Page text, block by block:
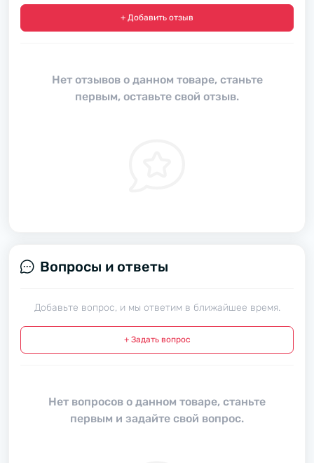
+ Добавить отзыв
Нет отзывов о данном товаре, станьте
первым, оставьте свой отзыв.
Вопросы и ответы
Добавьте вопрос, и мы ответим в ближайшее время.
+ Задать вопрос
Нет вопросов о данном товаре, станьте
первым и задайте свой вопрос.